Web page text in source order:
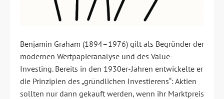
Benjamin Graham (1894–1976) gilt als Begründer der
modernen Wertpapieranalyse und des Value-
Investing. Bereits in den 1930er-Jahren entwickelte er
die Prinzipien des „gründlichen Investierens“: Aktien
sollten nur dann gekauft werden, wenn ihr Marktpreis